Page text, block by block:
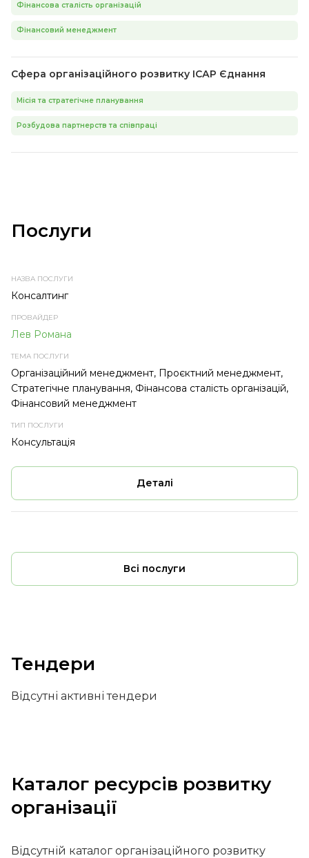
Фінансова сталість організацій
Фінансовий менеджмент
Сфера організаційного розвитку ІСАР Єднання
Місія та стратегічне планування
Розбудова партнерств та співпраці
Послуги
НАЗВА ПРОВАЙДЕР
Консалтинг
Лев Романа
Організаційний менеджмент, Проєктний менеджмент,
Стратегічне планування, Фінансова сталість організацій,
Фінансовий менеджмент
Консультація
Деталі
Всі послуги
Тендери
Відсутні активні тендери
Каталог ресурсів розвитку
організації
Відсутній каталог організаційного розвитку